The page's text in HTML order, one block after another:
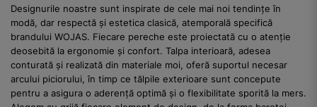
Designurile noastre sunt inspirate de cele mai noi tendințe în
modă, dar respectă și estetica clasică, atemporală specifică
brandului WOJAS. Fiecare pereche este proiectată cu o atenție
deosebită la ergonomie și confort. Talpa interioară, adesea
conturată și realizată din materiale moi, oferă suportul necesar
arcului piciorului, în timp ce tălpile exterioare sunt concepute
pentru a asigura o aderență optimă și o flexibilitate sporită la mers.